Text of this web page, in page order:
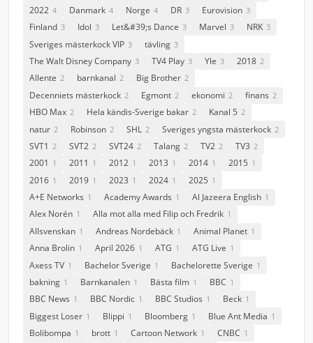
2022 4 Danmark 4 Norge 4 DR 3 Eurovision 3
Finland 3 Idol 3 Let&#39;s Dance 3 Marvel 3 NRK 3
Sveriges mästerkock VIP 3 tävling 3
The Walt Disney Company 3 TV4 Play 3 Yle 3 2018 2
Allente 2 barnkanal 2 Big Brother 2
Decenniets mästerkock 2 Egmont 2 ekonomi 2 finans 2
HBO Max 2 Hela kändis-Sverige bakar 2 Kanal 5 2
natur 2 Robinson 2 SHL 2 Sveriges yngsta mästerkock 2
SVT1 2 SVT2 2 SVT24 2 Talang 2 TV2 2 TV3 2
2001 1 2011 1 2012 1 2013 1 2014 1 2015 1
2016 1 2019 1 2023 1 2024 1 2025 1
A+E Networks 1 Academy Awards 1 Al Jazeera English 1
Alex Norén 1 Alla mot alla med Filip och Fredrik 1
Allsvenskan 1 Andreas Nordebäck 1 Animal Planet 1
Anna Brolin 1 April 2026 1 ATG 1 ATG Live 1
Axess TV 1 Bachelor Sverige 1 Bachelorette Sverige 1
bakning 1 Barnkanalen 1 Bästa film 1 BBC 1
BBC News 1 BBC Nordic 1 BBC Studios 1 Beck 1
Biggest Loser 1 Blippi 1 Bloomberg 1 Blue Ant Media 1
Bolibompa 1 brott 1 Cartoon Network 1 CNBC 1